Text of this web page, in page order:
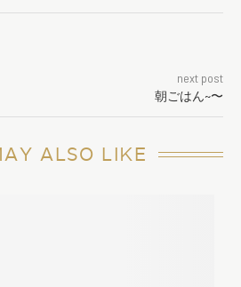
next post
朝ごはん~〜
ALSO LIKE